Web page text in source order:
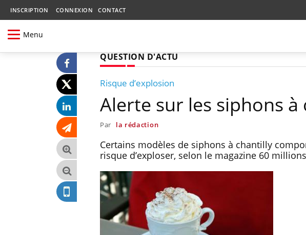
INSCRIPTION CONNEXION CONTACT
Menu
QUESTION D'ACTU
Risque d’explosion
Alerte sur les siphons à
Par la rédaction
Certains modèles de siphons à chantilly
risque d’exploser, selon le magazine 60